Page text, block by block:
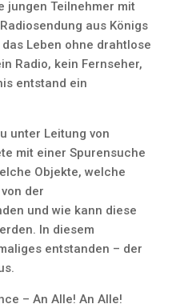
jungen Teilnehmer mit
aus Königs
Leben ohne drahtlose
Radio, kein Fernseher,
entstand ein
unter Leitung von
mit einer Spurensuche
Objekte, welche
der
und wie kann diese
In diesem
entstanden – der
– An Alle! An Alle!